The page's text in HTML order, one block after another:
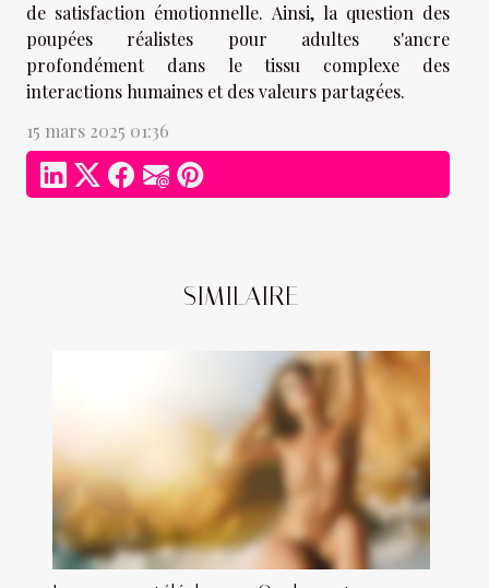
de satisfaction émotionnelle. Ainsi, la question des
poupées réalistes pour adultes s'ancre
profondément dans le tissu complexe des
interactions humaines et des valeurs partagées.
15 mars 2025 01:36
SIMILAIRE